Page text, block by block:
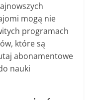
mogą nie
programach
które są
abonamentowe
nauki